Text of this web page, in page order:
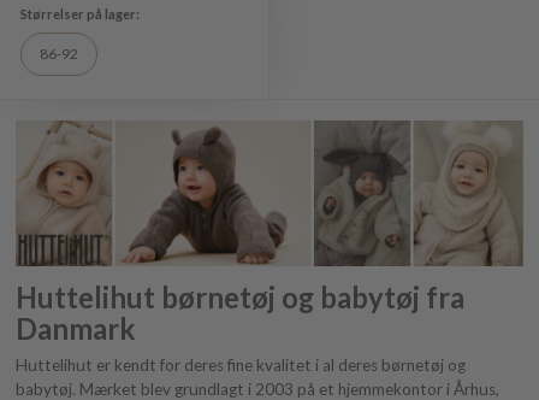
86-92
Huttelihut børnetøj og babytøj fra
Danmark
Huttelihut er kendt for deres fine kvalitet i al deres børnetøj og
babytøj. Mærket blev grundlagt i 2003 på et hjemmekontor i Århus,